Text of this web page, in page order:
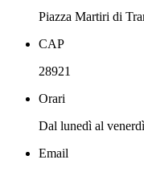
Piazza Martiri di
CAP
28921
Orari
Dal lunedì al
Email